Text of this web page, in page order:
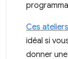
Ces
idéal si
donner